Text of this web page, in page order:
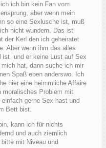
ich bin kein Fan vom
aber wenn mein
so eine Sexlusche ist, muß
nicht wundern. Das ist
der Kerl den ich geheiratet
Aber wenn ihm das alles
ist und er keine Lust auf Sex
mich hat, dann suche ich mir
Spaß eben anderswo. Ich
hier eine heimmliche Affaire
moralisches Problem mit
gerne Sex hast und
Bett bist.
kann ich für nichts
und auch ziemlich
mit Niveau und